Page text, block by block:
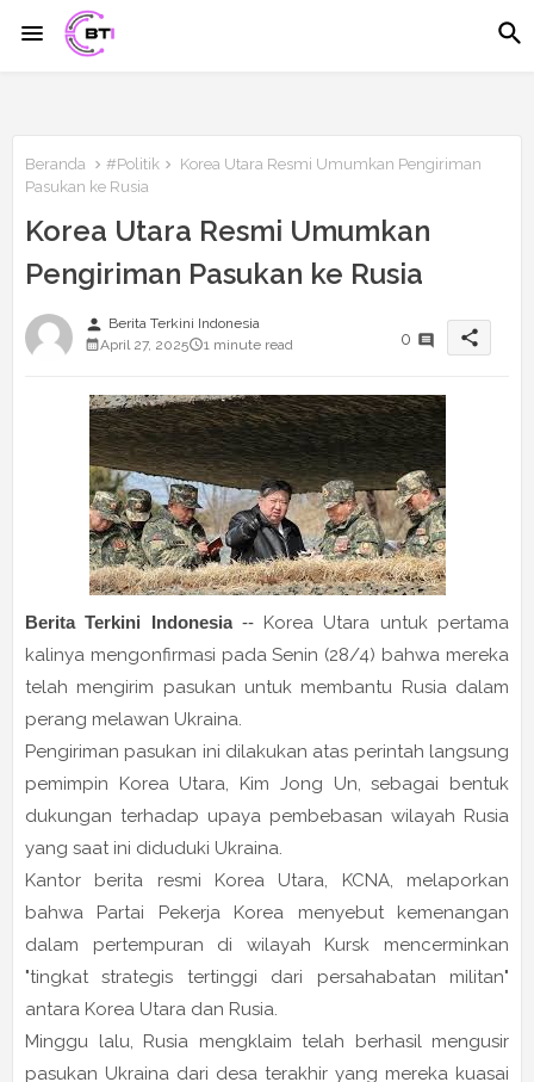
Beranda #Politik
Korea Utara Resmi Umumkan Pengiriman
Pasukan ke Rusia
Korea Utara Resmi Umumkan
Pengiriman Pasukan ke Rusia
person Berita Terkini Indonesia
April 27, 2025
1 minute read 0 share
Berita Terkini Indonesia-- Korea Utara untuk pertama
kalinya mengonfirmasi pada Senin (28/4) bahwa mereka
telah mengirim pasukan untuk membantu Rusia dalam
perang melawan Ukraina.
Pengiriman pasukan ini dilakukan atas perintah langsung
pemimpin Korea Utara, Kim Jong Un, sebagai bentuk
dukungan terhadap upaya pembebasan wilayah Rusia
yang saat ini diduduki Ukraina.
Kantor berita resmi Korea Utara, KCNA, melaporkan
bahwa Partai Pekerja Korea menyebut kemenangan
dalam pertempuran di wilayah Kursk mencerminkan
"tingkat strategis tertinggi dari persahabatan militan"
antara Korea Utara dan Rusia.
Minggu lalu, Rusia mengklaim telah berhasil mengusir
pasukan Ukraina dari desa terakhir yang mereka kuasai